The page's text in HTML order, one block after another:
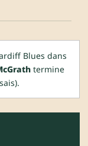
Blues dans
termine